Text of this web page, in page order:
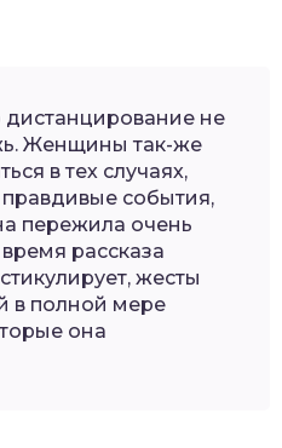
дистанцирование не
Женщины так-же
в тех случаях,
события,
пережила очень
рассказа
жесты
в полной мере
она